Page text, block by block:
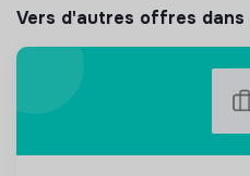
Vers d'autres offres dans